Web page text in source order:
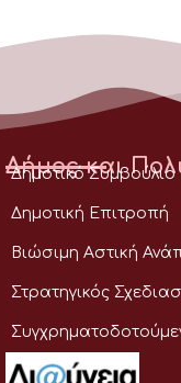
Δήμος και
Δημοτικό Συμβούλιο
Δημοτική Επιτροπή
Βιώσιμη Αστική
Στρατηγικός